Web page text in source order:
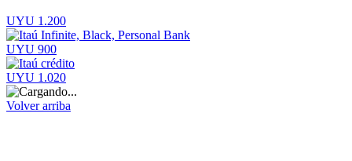
UYU 1.200
UYU 900
UYU 1.020
Volver arriba